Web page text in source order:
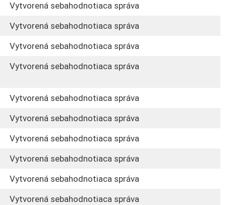
Vytvorená sebahodnotiaca správa
Vytvorená sebahodnotiaca správa
Vytvorená sebahodnotiaca správa
Vytvorená sebahodnotiaca správa
Vytvorená sebahodnotiaca správa
Vytvorená sebahodnotiaca správa
Vytvorená sebahodnotiaca správa
Vytvorená sebahodnotiaca správa
Vytvorená sebahodnotiaca správa
Vytvorená sebahodnotiaca správa